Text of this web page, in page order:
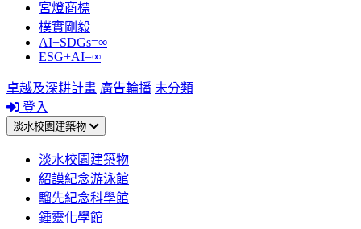
宮燈商標
樸實剛毅
AI+SDGs=∞
ESG+AI=∞
卓越及深耕計畫 廣告輪播 未分類
登入
淡水校園建築物
淡水校園建築物
紹謨紀念游泳館
騮先紀念科學館
鍾靈化學館